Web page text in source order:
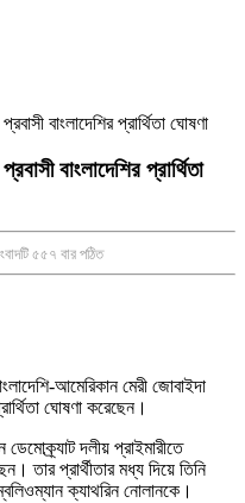
বাংলাদেশির প্রার্থিতা ঘোষণা
বাংলাদেশির প্রার্থিতা
৫৫৭ বার পঠিত
আমেরিকান মেরী জোবাইদা
ঘোষণা করেছেন।
দলীয় প্রাইমারীতে
তার প্রার্থীতার মধ্য দিয়ে তিনি
ক্যাথরিন নোলানকে।